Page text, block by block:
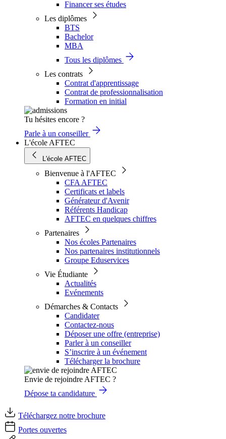
Financer ses études
Les diplômes
BTS
Bachelor
MBA
Tous les diplômes
Les contrats
Contrat d'apprentissage
Contrat de professionnalisation
Formation en initial
Tu hésites encore ?
Parle à un conseiller
L'école AFTEC
L'école AFTEC
Bienvenue à l'AFTEC
CFA AFTEC
Certificats et labels
Générateur d'Avenir
Référents Handicap
AFTEC en quelques chiffres
Partenaires
Nos écoles Partenaires
Nos partenaires institutionnels
Groupe Eduservices
Vie Étudiante
Actualités
Evénements
Démarches & Contacts
Candidater
Contactez-nous
Déposer une offre (entreprise)
Parler à un conseiller
S’inscrire à un événement
Télécharger la brochure
Envie de rejoindre AFTEC ?
Dépose ta candidature
Téléchargez notre brochure
Portes ouvertes